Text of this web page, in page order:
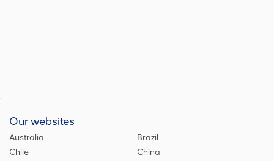
Our websites
Australia
Brazil
Chile
China